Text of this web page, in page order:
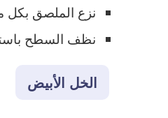
نزع الملصق بكل
نظف السطح
الخل الأبيض